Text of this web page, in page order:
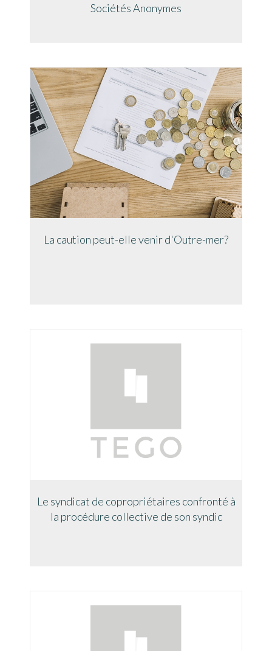
Sociétés Anonymes
La caution peut-elle venir d'Outre-mer?
Le syndicat de copropriétaires confronté à
la procédure collective de son syndic